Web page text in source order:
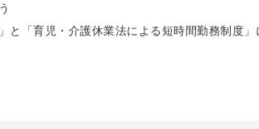
「育児・介護休業法による短時間勤務制度